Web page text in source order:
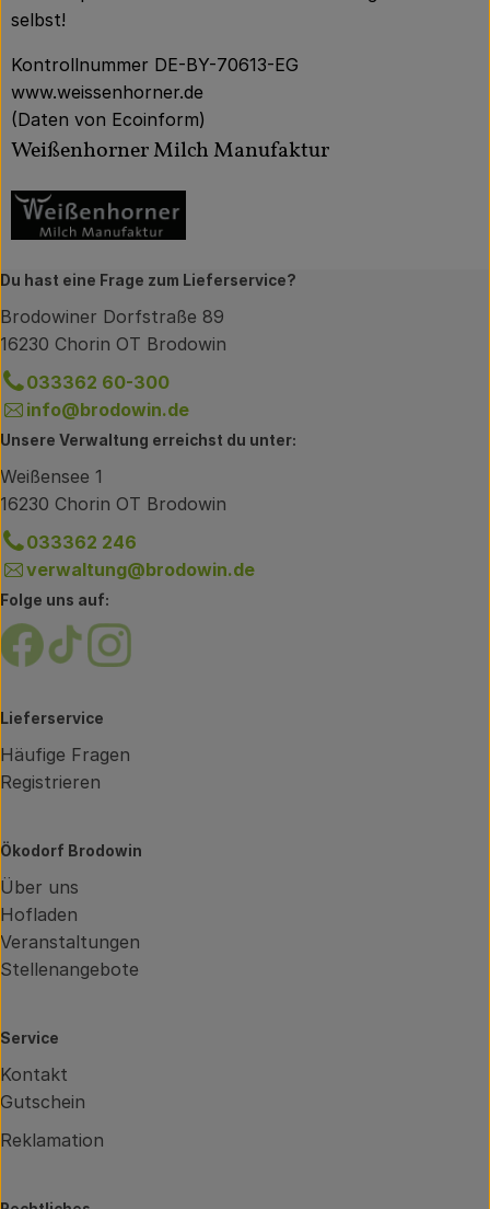
selbst!
Kontrollnummer DE-BY-70613-EG
www.weissenhorner.de
(Daten von Ecoinform)
Weißenhorner Milch Manufaktur
Du hast eine Frage zum Lieferservice?
Brodowiner Dorfstraße 89
16230 Chorin OT Brodowin
033362 60-300
info@brodowin.de
Unsere Verwaltung erreichst du unter:
Weißensee 1
16230 Chorin OT Brodowin
033362 246
verwaltung@brodowin.de
Folge uns auf:
Externer Link zu https://www.facebook.com/
Externer Link zu https://www.tiktok.com/
Externer Link zu https://
Lieferservice
Häufige Fragen
Registrieren
Ökodorf Brodowin
Über uns
Hofladen
Veranstaltungen
Stellenangebote
Service
Kontakt
Gutschein
Reklamation